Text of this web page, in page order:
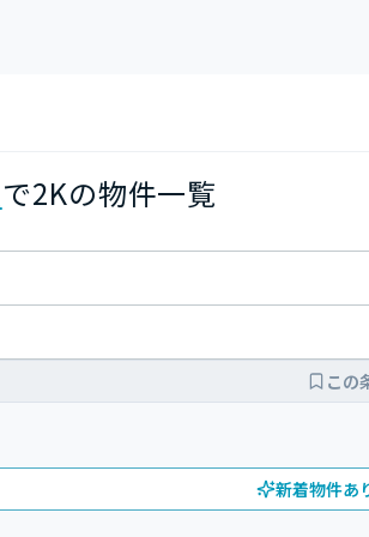
で2Kの物件一覧
この
新着物件あ